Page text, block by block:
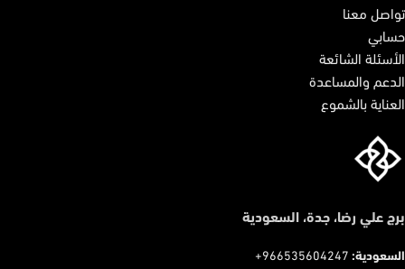
تواصل معنا
حسابي
الأسئلة الشائعة
الدعم والمساعدة
العناية بالشموع
برج علي رضا، جدة، السعودية
السعودية: